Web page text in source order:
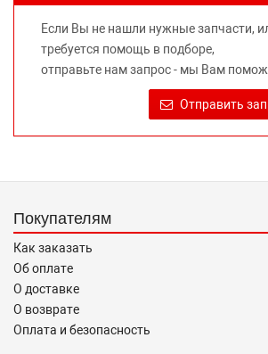
правообладателей указанных товарных
Требование предоставлять покупателю
достоверную информацию о товаре,
продаже, обеспечивающую
выбора возложено на продавца
«О защите прав потребителей».
Если Вы не нашли нужные запчасти,
требуется помощь в подборе,
отправьте нам запрос - мы Вам
Отправить
Покупателям
Как заказать
Об оплате
О доставке
О возврате
Оплата и безопасность